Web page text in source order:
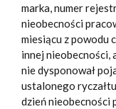
marka, numer
nieobecności
miesiącu z powodu
innej nieobecności,
nie dysponował
ustalonego
dzień nieobecności